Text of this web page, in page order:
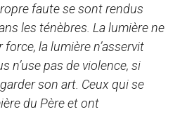
faute se sont rendus
les ténèbres. La lumière ne
la lumière n’asservit
n’use pas de violence, si
son art. Ceux qui se
du Père et ont